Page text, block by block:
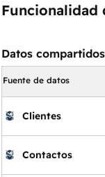
Funcionalidad
Datos compartidos
Fuente de datos
Clientes
Contactos